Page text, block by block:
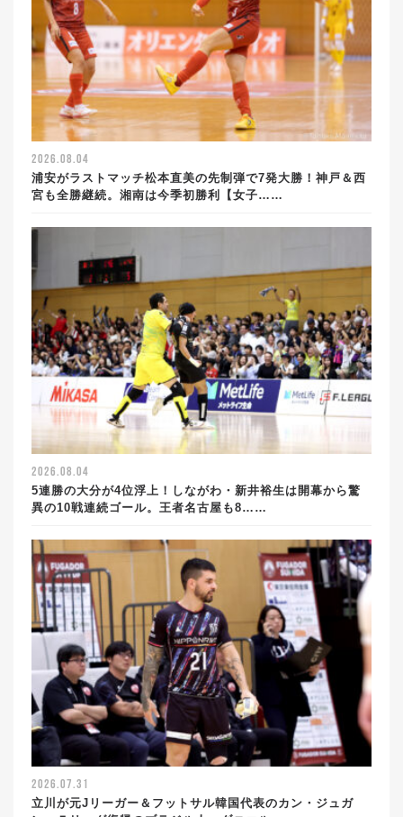
2026.08.04
浦安がラストマッチ松本直美の先制弾で7発大勝！神戸＆西
宮も全勝継続。湘南は今季初勝利【女子……
2026.08.04
5連勝の大分が4位浮上！しながわ・新井裕生は開幕から驚
異の10戦連続ゴール。王者名古屋も8……
2026.07.31
立川が元Jリーガー＆フットサル韓国代表のカン・ジュガ